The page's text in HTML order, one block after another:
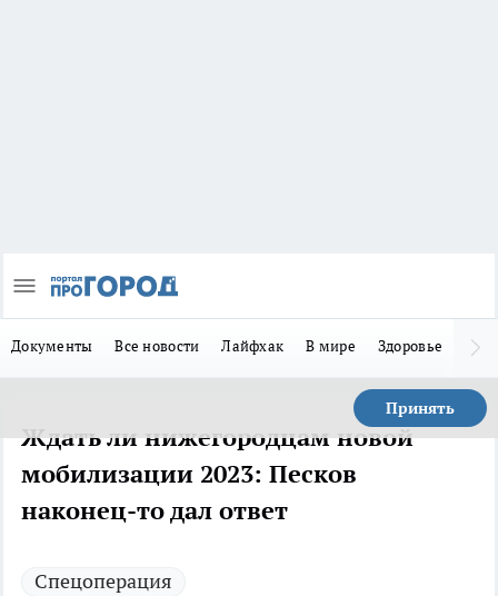
Документы Все новости Лайфхак В мире Здоровье
Принять
Ждать ли нижегородцам новой
мобилизации 2023: Песков
наконец-то дал ответ
Спецоперация